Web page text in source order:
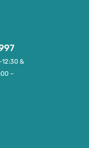
&
–